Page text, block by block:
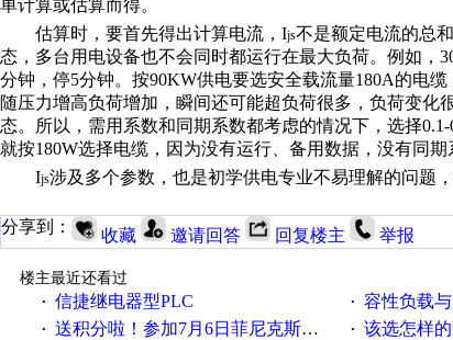
单计算或估算而得。
估算时，要首先得出计算电流， Ijs不是额定电流的总
态，多台用电设备也不会同时都运行在最大负荷。例如，
分钟，停5分钟。按90KW供电要选安全载流量180A的电缆
随压力增高负荷增加，瞬间还可能超负荷很多，负荷变化
态。所以，需用系数和同期系数都考虑的情况下，选择0.1-
就按180W选择电缆，因为没有运行、备用数据，没有同
Ijs涉及多个参数，也是初学供电专业不易理解的问题，
分享到： 收藏 邀请回答 回复楼主 举报
楼主最近还看过
· 信捷继电器型PLC · 容性负载与
· 送积分啦！参加7月6日菲尼克斯在线研讨会即得 · 该选怎样